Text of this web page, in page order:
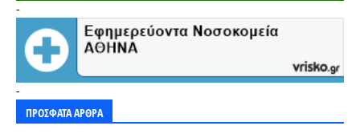
-
-
ΠΡΟΣΦΑΤΑ ΑΡΘΡΑ